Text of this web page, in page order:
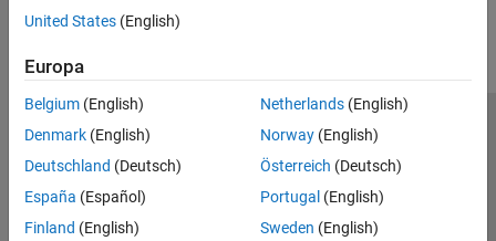
United States (English)
Europa
Belgium (English)
Denmark (English)
Deutschland (Deutsch)
España (Español)
Finland (English)
Netherlands(English)
Norway(English)
Österreich (Deutsch)
Portugal (English)
Sweden (English)
Centro di fiducia
Informativa sulla privacy
Antipirateria
Stato dell'applicazione
Contatti
© 1994-2026 The MathWorks, Inc.